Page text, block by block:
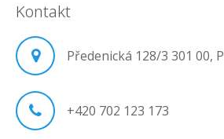
Kontakt
Předenická 128/3 301 00,
+420 702 123 173